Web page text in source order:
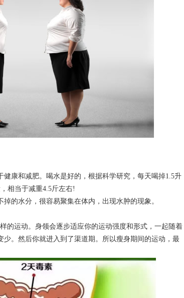
康和减肥。喝水是好的，根据科学研究，每天喝掉1.5升
相当于减重4.5斤左右!
的水分，很容易聚集在体内，出现水肿的现象。
的运动。身领会逐步适应你的运动强度和形式，一起随着
。然后你就进入到了渠道期。所以瘦身期间的运动，最